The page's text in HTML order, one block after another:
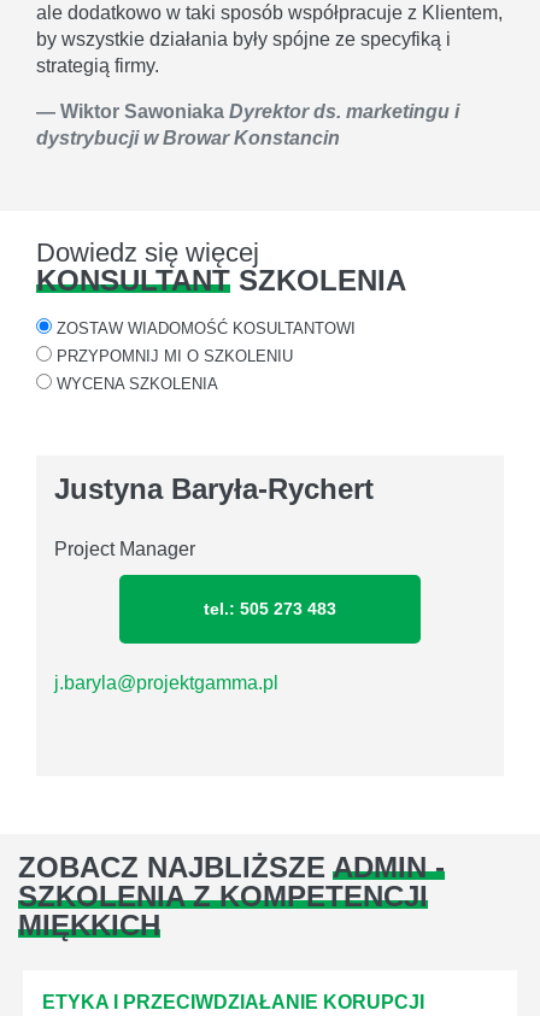
ale dodatkowo w taki sposób współpracuje z Klientem,
by wszystkie działania były spójne ze specyfiką i
strategią firmy.
Wiktor Sawoniaka Dyrektor ds. marketingu i
dystrybucji w Browar Konstancin
Dowiedz się więcej
KONSULTANT SZKOLENIA
ZOSTAW WIADOMOŚĆ KOSULTANTOWI
PRZYPOMNIJ MI O SZKOLENIU
WYCENA SZKOLENIA
Justyna Baryła-Rychert
Project Manager
tel.: 505 273 483
j.baryla@projektgamma.pl
ZOBACZ NAJBLIŻSZE ADMIN -
SZKOLENIA Z KOMPETENCJI
MIĘKKICH
ETYKA I PRZECIWDZIAŁANIE KORUPCJI